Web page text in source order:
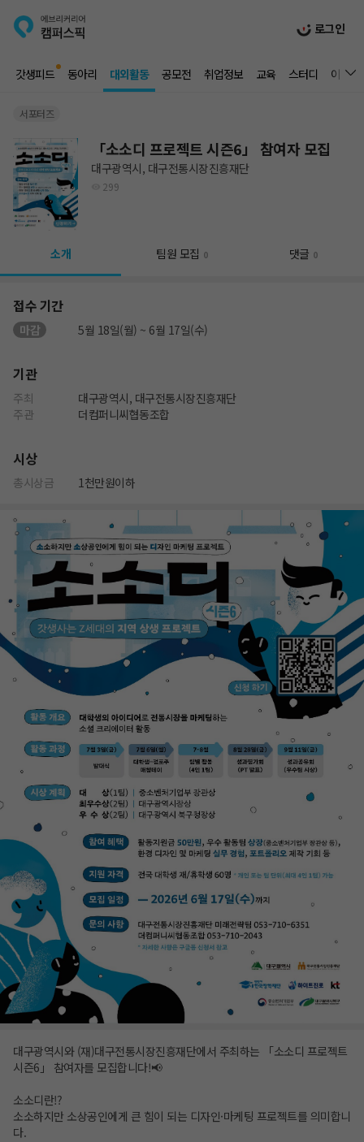
로그인
갓생피드 동아리 대외활동 공모전 취업정보 교육 스터디 이벤트
서포터즈
「소소디 프로젝트 시즌6」 참여자 모집
대구광역시, 대구전통시장진흥재단
299
소개 팀원 모집 0 댓글 0
접수 기간
마감 5월 18일(월) ~ 6월 17일(수)
기관
주최
대구광역시, 대구전통시장진흥재단
주관
더컴퍼니씨협동조합
시상
총시상금 1천만원이하
대구광역시와 (재)대구전통시장진흥재단에서 주최하는 「소소디 프로젝트
시즌6」 참여자를 모집합니다!📢
소소디란⁉️
소소하지만 소상공인에게 큰 힘이 되는 디자인·마케팅 프로젝트를 의미합니
다.